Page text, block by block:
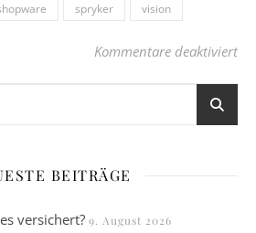
spryker vision
Kommentare deaktiviertfür
BEITRÄGE
versichert? 9. August 2026